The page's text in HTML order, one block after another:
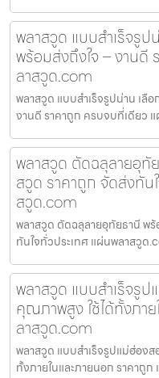
พลาสวูด แบบสำเร็จรู
พร้อมส่งถึงใจ – งานดี
ลาสวูด.com
พลาสวูด แบบสำเร็จรูปน่าน เ
งานดี ราคาถูก ครบจบที่เดียว
พลาสวูด ตัดฉลุลายอุทั
สวูด ราคาถูก จัดส่งทัน
สวูด.com
พลาสวูด ตัดฉลุลายอุทัยธานี พ
ทันใจทั่วประเทศ แผ่นพลาสวูด
พลาสวูด แบบสำเร็จรู
คุณภาพสูง ใช้ได้ทั้งภา
ลาสวูด.com
พลาสวูด แบบสำเร็จรูปแม่ฮ่อง
ทั้งภายในและภายนอก ราคาถู